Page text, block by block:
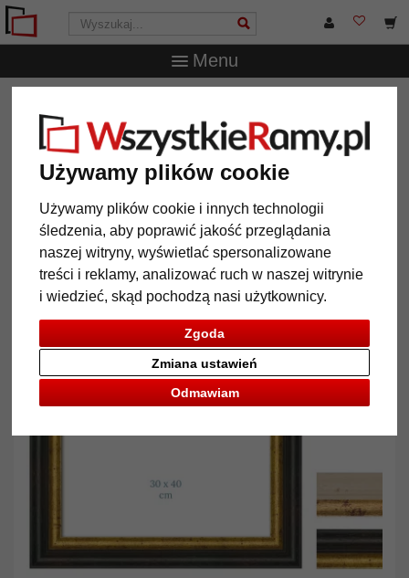
Używamy plików cookie
Używamy plików cookie i innych technologii
śledzenia, aby poprawić jakość przeglądania
naszej witryny, wyświetlać spersonalizowane
treści i reklamy, analizować ruch w naszej witrynie
i wiedzieć, skąd pochodzą nasi użytkownicy.
Zgoda
Odmawiam
Zmiana ustawień
Menu
drewniana Vilanova na wymiar
Rama drewniana Vilanova na
wymiar
Powrót